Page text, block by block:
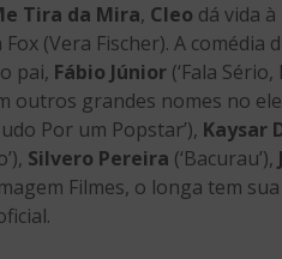
Tira da Mira, Cleo dá vida
(Vera Fischer). A comédia
pai, Fábio Júnior (‘Fala
outros grandes nomes no
Por um Popstar’), Kaysar
Silvero Pereira (‘Bacurau’),
Filmes, o longa tem